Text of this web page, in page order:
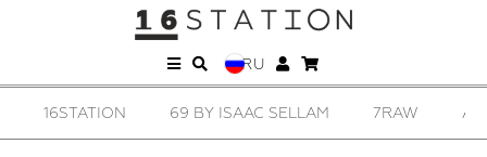
RU
16STATION 69 BY ISAAC SELLAM 7RAW